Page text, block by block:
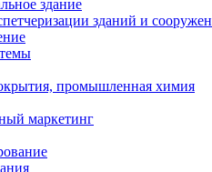
здание
зданий и
промышленная химия
маркетинг